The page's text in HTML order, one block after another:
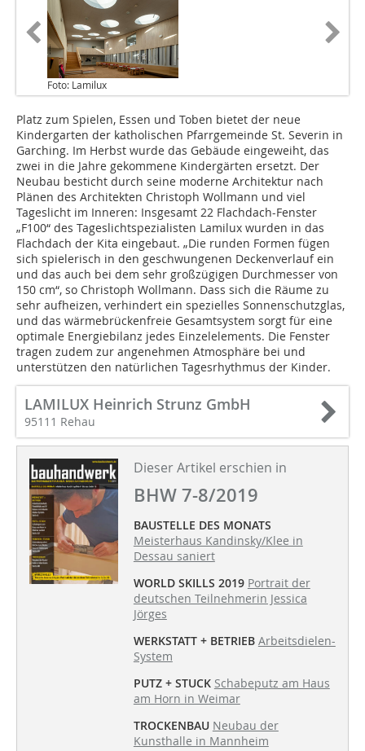
Foto: Lamilux
Platz zum Spielen, Essen und Toben bietet der neue
Kindergarten der katholischen Pfarrgemeinde St. Severin in
Garching. Im Herbst wurde das Gebäude eingeweiht, das
zwei in die Jahre gekommene Kindergärten ersetzt. Der
Neubau besticht durch seine moderne Architektur nach
Plänen des Architekten Christoph Wollmann und viel
Tageslicht im Inneren: Insgesamt 22 Flachdach-Fenster
„F100“ des Tageslichtspezialisten Lamilux wurden in das
Flachdach der Kita eingebaut. „Die runden Formen fügen
sich spielerisch in den geschwungenen Deckenverlauf ein
und das auch bei dem sehr großzügigen Durchmesser von
150 cm“, so Christoph Wollmann. Dass sich die Räume zu
sehr aufheizen, verhindert ein spezielles Sonnenschutzglas,
und das wärmebrückenfreie Gesamtsystem sorgt für eine
optimale Energiebilanz jedes Einzelelements. Die Fenster
tragen zudem zur angenehmen Atmosphäre bei und
unterstützen den natürlichen Tagesrhythmus der Kinder.
LAMILUX Heinrich Strunz GmbH
95111 Rehau
Dieser Artikel erschien in
BHW 7-8/2019
BAUSTELLE DES MONATS
Meisterhaus Kandinsky/Klee in
Dessau saniert
WORLD SKILLS 2019 Portrait der
deutschen Teilnehmerin Jessica
Jörges
WERKSTATT + BETRIEB Arbeitsdielen-
System
PUTZ + STUCK Schabeputz am Haus
am Horn in Weimar
TROCKENBAU Neubau der
Kunsthalle in Mannheim